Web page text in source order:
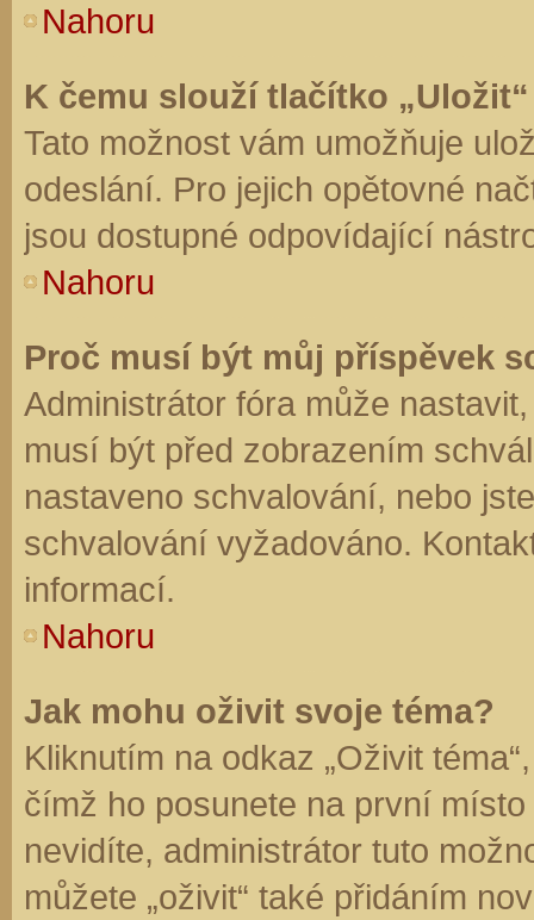
Nahoru
K čemu slouží tlačítko
Tato možnost vám umožňuje
odeslání. Pro jejich opětovné
jsou dostupné odpovídající
Nahoru
Proč musí být můj příspěvek
Administrátor fóra může
musí být před zobrazením
nastaveno schvalování, nebo
schvalování vyžadováno.
informací.
Nahoru
Jak mohu oživit svoje téma?
Kliknutím na odkaz „Oživit
čímž ho posunete na první
nevidíte, administrátor tuto
můžete „oživit“ také přidáním